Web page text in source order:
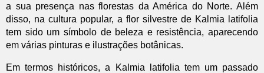
a sua presença nas florestas da América do Norte. Além
disso, na cultura popular, a flor silvestre de Kalmia latifolia
tem sido um símbolo de beleza e resistência, aparecendo
em várias pinturas e ilustrações botânicas.
Em termos históricos, a Kalmia latifolia tem um passado